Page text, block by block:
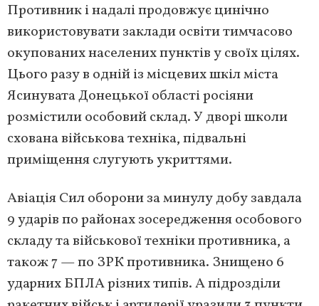
Противник і надалі продовжує цинічно
використовувати заклади освіти тимчасово
окупованих населених пунктів у своїх цілях.
Цього разу в одній із місцевих шкіл міста
Ясинувата Донецької області росіяни
розмістили особовий склад. У дворі школи
схована військова техніка, підвальні
приміщення слугують укриттями.
Авіація Сил оборони за минулу добу завдала
9 ударів по районах зосередження особового
складу та військової техніки противника, а
також 7 — по ЗРК противника. Знищено 6
ударних БПЛА різних типів. А підрозділи